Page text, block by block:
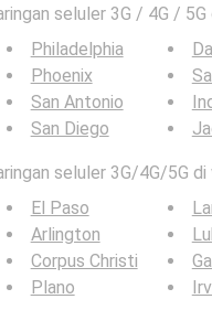
seluler 3G / 4G / 5G
Philadelphia
Phoenix
San Antonio
San Diego
seluler 3G/4G/5G di
El Paso
Arlington
Corpus Christi
Plano